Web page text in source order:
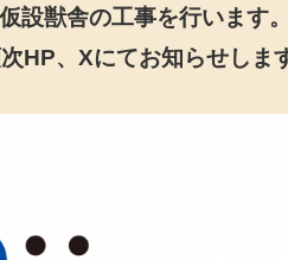
設獣舎の工事を行います
HP、Xにてお知らせしま